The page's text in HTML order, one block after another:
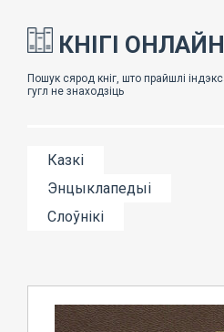
КНІГІ ОНЛАЙН
Казкі
Энцыклапедыі
Слоўнікі